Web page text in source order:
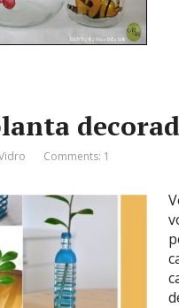
Comments: 1